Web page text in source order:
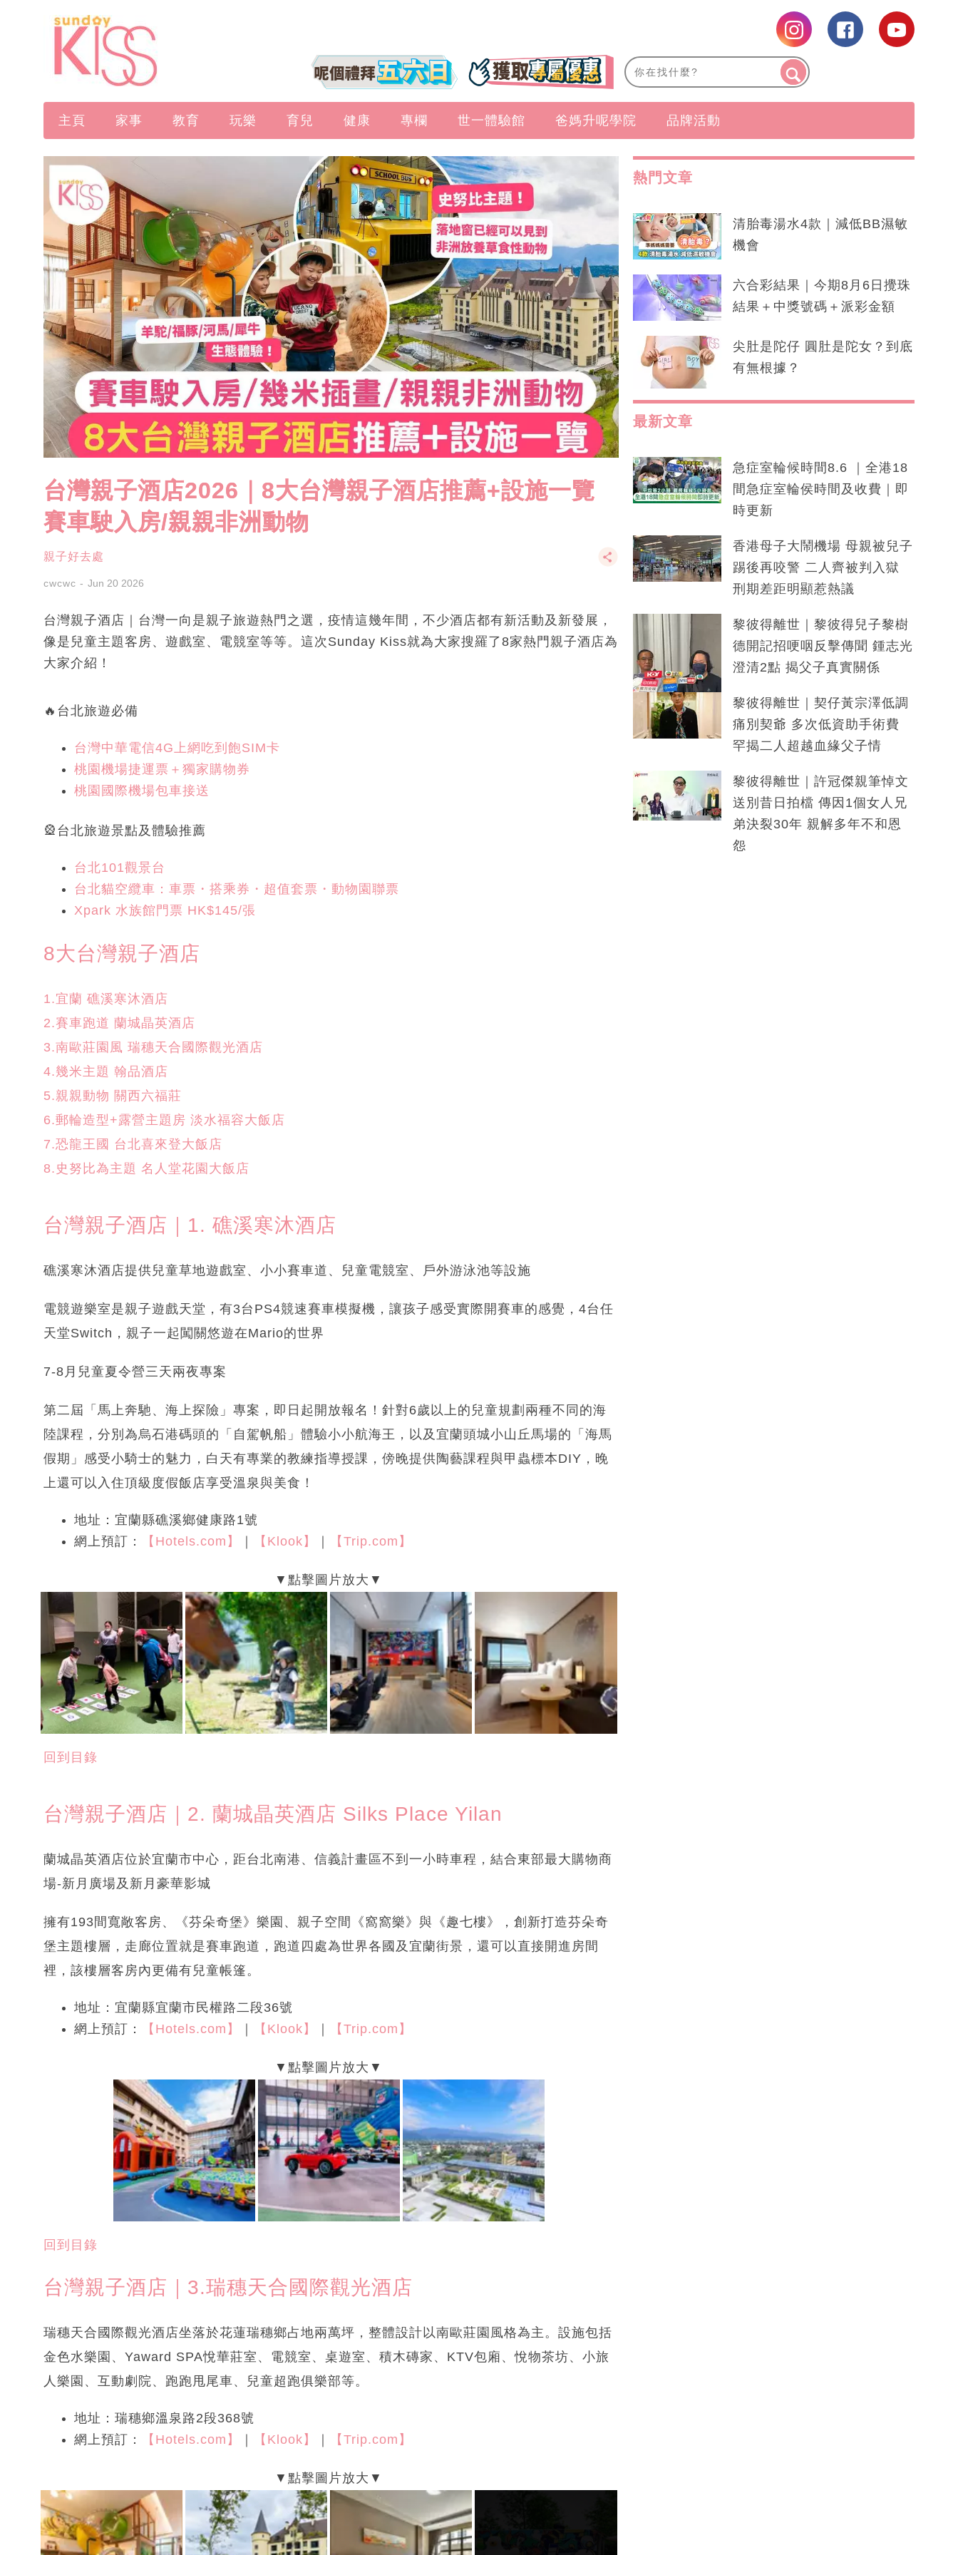
主頁 家事 教育 玩樂 育兒 健康 專欄 世一體驗館 爸媽升呢學院 品牌活動
台灣親子酒店2026｜8大台灣親子酒店推薦+設施一覽
賽車駛入房/親親非洲動物
親子好去處
cwcwc Jun 20 2026
台灣親子酒店｜台灣一向是親子旅遊熱門之選，疫情這幾年間，不少酒店都有新活動及新發展，
像是兒童主題客房、遊戲室、電競室等等。這次Sunday Kiss就為大家搜羅了8家熱門親子酒店為
大家介紹！
🔥台北旅遊必備
台灣中華電信4G上網吃到飽SIM卡
桃園機場捷運票＋獨家購物券
桃園國際機場包車接送
🎡台北旅遊景點及體驗推薦
台北101觀景台
台北貓空纜車：車票・搭乘券・超值套票・動物園聯票
Xpark 水族館門票 HK$145/張
8大台灣親子酒店
1.宜蘭 礁溪寒沐酒店
2.賽車跑道 蘭城晶英酒店
3.南歐莊園風 瑞穗天合國際觀光酒店
4.幾米主題 翰品酒店
5.親親動物 關西六福莊
6.郵輪造型+露營主題房 淡水福容大飯店
7.恐龍王國 台北喜來登大飯店
8.史努比為主題 名人堂花園大飯店
台灣親子酒店｜1. 礁溪寒沐酒店
礁溪寒沐酒店提供兒童草地遊戲室、小小賽車道、兒童電競室、戶外游泳池等設施
電競遊樂室是親子遊戲天堂，有3台PS4競速賽車模擬機，讓孩子感受實際開賽車的感覺，4台任
天堂Switch，親子一起闖關悠遊在Mario的世界
7-8月兒童夏令營三天兩夜專案
第二屆「馬上奔馳、海上探險」專案，即日起開放報名！針對6歲以上的兒童規劃兩種不同的海
陸課程，分別為烏石港碼頭的「自駕帆船」體驗小小航海王，以及宜蘭頭城小山丘馬場的「海馬
假期」感受小騎士的魅力，白天有專業的教練指導授課，傍晚提供陶藝課程與甲蟲標本DIY，晚
上還可以入住頂級度假飯店享受溫泉與美食！
地址：宜蘭縣礁溪鄉健康路1號
網上預訂：
【Hotels.com】 ｜ 【Klook】 ｜ 【Trip.com】
回到目錄
台灣親子酒店｜2. 蘭城晶英酒店 Silks Place Yilan
蘭城晶英酒店位於宜蘭市中心，距台北南港、信義計畫區不到一小時車程，結合東部最大購物商
場-新月廣場及新月豪華影城
擁有193間寬敞客房、《芬朵奇堡》樂園、親子空間《窩窩樂》與《趣七樓》，創新打造芬朵奇
堡主題樓層，走廊位置就是賽車跑道，跑道四處為世界各國及宜蘭街景，還可以直接開進房間
裡，該樓層客房內更備有兒童帳篷。
地址：宜蘭縣宜蘭市民權路二段36號
網上預訂：
【Hotels.com】 ｜ 【Klook】 ｜ 【Trip.com】
回到目錄
台灣親子酒店｜3.瑞穗天合國際觀光酒店
瑞穗天合國際觀光酒店坐落於花蓮瑞穗鄉占地兩萬坪，整體設計以南歐莊園風格為主。設施包括
金色水樂園、Yaward SPA悅華莊室、電競室、桌遊室、積木磚家、KTV包廂、悅物茶坊、小旅
人樂園、互動劇院、跑跑甩尾車、兒童超跑俱樂部等。
地址：瑞穗鄉溫泉路2段368號
網上預訂：
【Hotels.com】 ｜ 【Klook】 ｜ 【Trip.com】
熱門文章
清胎毒湯水4款｜減低BB濕敏
機會
六合彩結果｜今期8月6日攪珠
結果＋中獎號碼＋派彩金額
尖肚是陀仔 圓肚是陀女？到底
有無根據？
最新文章
急症室輪候時間8.6 ｜全港18
間急症室輪侯時間及收費｜即
時更新
香港母子大鬧機場 母親被兒子
踢後再咬警 二人齊被判入獄
刑期差距明顯惹熱議
黎彼得離世｜黎彼得兒子黎樹
德開記招哽咽反擊傳聞 鍾志光
澄清2點 揭父子真實關係
黎彼得離世｜契仔黃宗澤低調
痛別契爺 多次低資助手術費
罕揭二人超越血緣父子情
黎彼得離世｜許冠傑親筆悼文
送別昔日拍檔 傳因1個女人兄
弟決裂30年 親解多年不和恩
怨